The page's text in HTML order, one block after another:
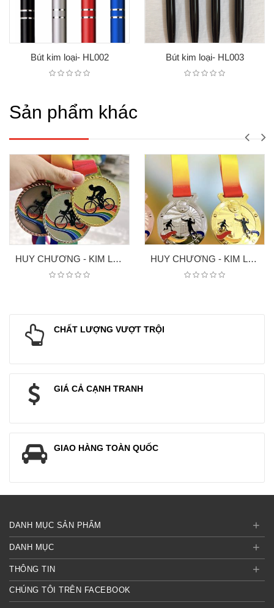
Bút kim loại- HL002 Bút kim loại- HL003
Sản phẩm khác
HUY CHƯƠNG - KIM LOAI XE ĐẠP HUY CHƯƠNG - KIM LOAI 7
CHẤT LƯỢNG VƯỢT TRỘI
GIÁ CẢ CẠNH TRANH
GIAO HÀNG TOÀN QUỐC
DANH MỤC SẢN PHẨM +
DANH MỤC +
THÔNG TIN +
CHÚNG TÔI TRÊN FACEBOOK